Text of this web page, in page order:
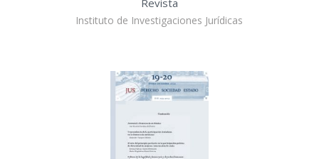
Instituto de Investigaciones Jurídicas